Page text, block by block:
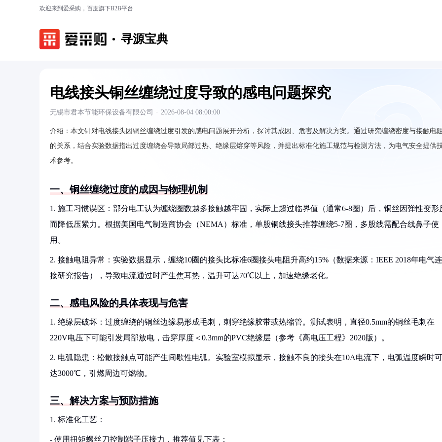
欢迎来到爱采购，百度旗下B2B平台
寻源宝典
电线接头铜丝缠绕过度导致的感电问题探究
无锡市君本节能环保设备有限公司 · 2026-08-04 08:00:00
介绍： 本文针对电线接头因铜丝缠绕过度引发的感电问题展开分析，探讨其成因、危害及解决方案。通过研究缠绕密度与接触电
的关系，结合实验数据指出过度缠绕会导致局部过热、绝缘层熔穿等风险，并提出标准化施工规范与检测方法，为电气安全提供
术参考。
一、铜丝缠绕过度的成因与物理机制
1. 施工习惯误区：部分电工认为缠绕圈数越多接触越牢固，实际上超过临界值（通常6-8圈）后，铜丝因弹性变形
而降低压紧力。根据美国电气制造商协会（NEMA）标准，单股铜线接头推荐缠绕5-7圈，多股线需配合线鼻子使
用。
2. 接触电阻异常：实验数据显示，缠绕10圈的接头比标准6圈接头电阻升高约15%（数据来源：IEEE 2018年电气连
接研究报告），导致电流通过时产生焦耳热，温升可达70℃以上，加速绝缘老化。
二、感电风险的具体表现与危害
1. 绝缘层破坏：过度缠绕的铜丝边缘易形成毛刺，刺穿绝缘胶带或热缩管。测试表明，直径0.5mm的铜丝毛刺在
220V电压下可能引发局部放电，击穿厚度＜0.3mm的PVC绝缘层（参考《高电压工程》2020版）。
2. 电弧隐患：松散接触点可能产生间歇性电弧。实验室模拟显示，接触不良的接头在10A电流下，电弧温度瞬时可
达3000℃，引燃周边可燃物。
三、解决方案与预防措施
1. 标准化工艺：
- 使用扭矩螺丝刀控制端子压接力，推荐值见下表：